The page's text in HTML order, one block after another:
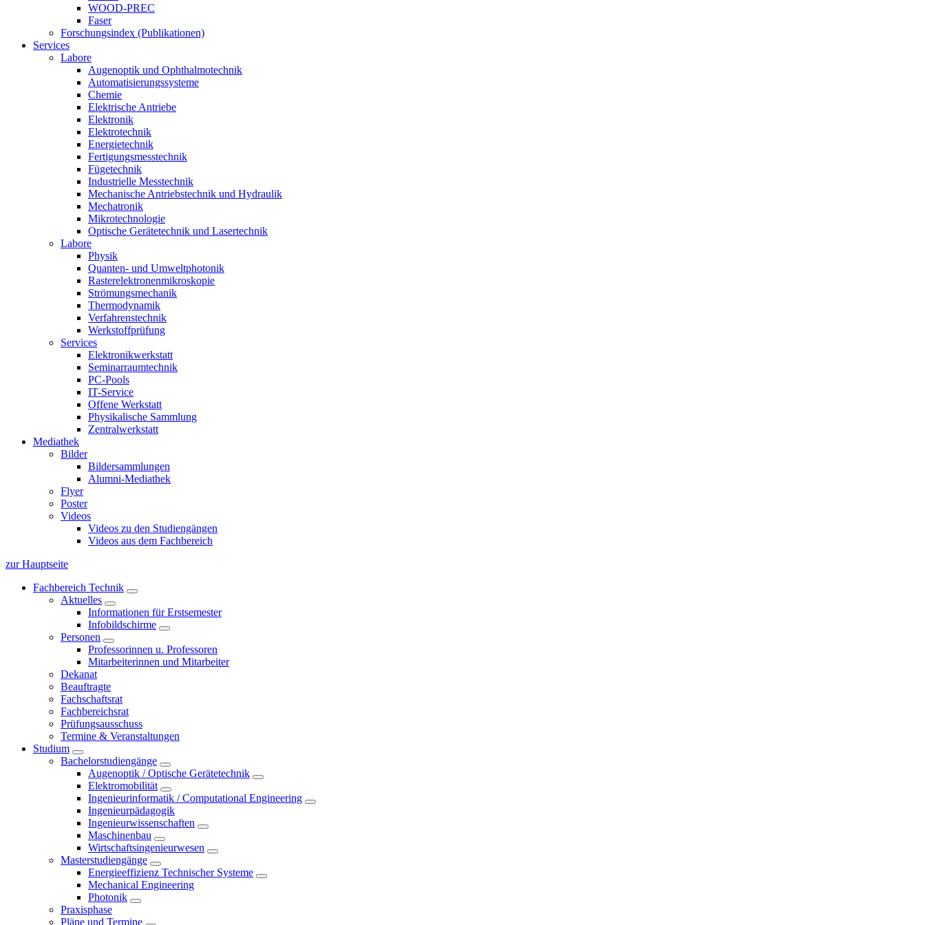
WOOD-PREC
Faser
Forschungsindex (Publikationen)
Services
Labore
Augenoptik und Ophthalmotechnik
Automatisierungssysteme
Chemie
Elektrische Antriebe
Elektronik
Elektrotechnik
Energietechnik
Fertigungsmesstechnik
Fügetechnik
Industrielle Messtechnik
Mechanische Antriebstechnik und Hydraulik
Mechatronik
Mikrotechnologie
Optische Gerätetechnik und Lasertechnik
Labore
Physik
Quanten- und Umweltphotonik
Rasterelektronenmikroskopie
Strömungsmechanik
Thermodynamik
Verfahrenstechnik
Werkstoffprüfung
Services
Elektronikwerkstatt
Seminarraumtechnik
PC-Pools
IT-Service
Offene Werkstatt
Physikalische Sammlung
Zentralwerkstatt
Mediathek
Bilder
Bildersammlungen
Alumni-Mediathek
Flyer
Poster
Videos
Videos zu den Studiengängen
Videos aus dem Fachbereich
zur Hauptseite
Fachbereich Technik
Aktuelles
Informationen für Erstsemester
Infobildschirme
Personen
Professorinnen u. Professoren
Mitarbeiterinnen und Mitarbeiter
Dekanat
Beauftragte
Fachschaftsrat
Fachbereichsrat
Prüfungsausschuss
Termine & Veranstaltungen
Studium
Bachelorstudiengänge
Augenoptik / Optische Gerätetechnik
Elektromobilität
Ingenieurinformatik / Computational Engineering
Ingenieurpädagogik
Ingenieurwissenschaften
Maschinenbau
Wirtschaftsingenieurwesen
Masterstudiengänge
Energieeffizienz Technischer Systeme
Mechanical Engineering
Photonik
Praxisphase
Pläne und Termine